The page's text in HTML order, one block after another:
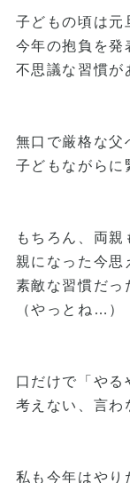
子どもの頃は元
今年の抱負を発
不思議な習慣が
無口で厳格な父
子どもながらに
もちろん、両
親になった今思
素敵な習慣だっ
（やっとね…）
口だけで「やる
考えない、言わ
私も今年はや